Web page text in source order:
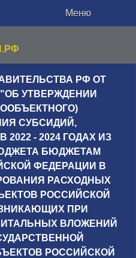
Меню
РФ ОТ
"ОБ УТВЕРЖДЕНИИ
СУБСИДИЙ,
- 2024 ГОДАХ ИЗ
БЮДЖЕТАМ
ФЕДЕРАЦИИ В
РАСХОДНЫХ
РОССИЙСКОЙ
ПРИ
ВЛОЖЕНИЙ
РОССИЙСКОЙ